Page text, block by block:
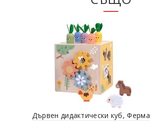
Дървен дидaктически куб, Ферма